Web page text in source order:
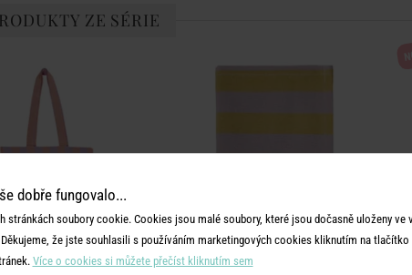
ZE SÉRIE
dobře fungovalo...
stránkách soubory cookie. Cookies jsou malé soubory, které jsou dočasně uloženy ve
že jste souhlasili s používáním marketingových cookies kliknutím na tlačítko
Více o cookies si můžete přečíst kliknutím sem